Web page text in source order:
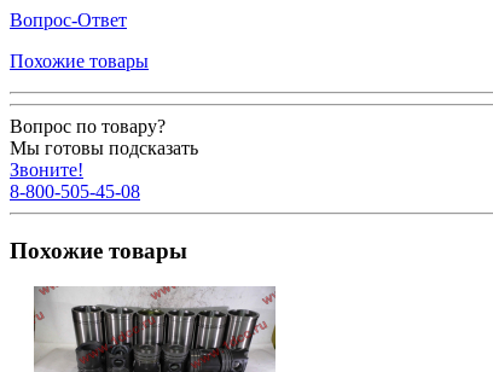
Вопрос-Ответ
Похожие товары
Вопрос по товару?
Мы готовы подсказать
Звоните!
8-800-505-45-08
Похожие товары